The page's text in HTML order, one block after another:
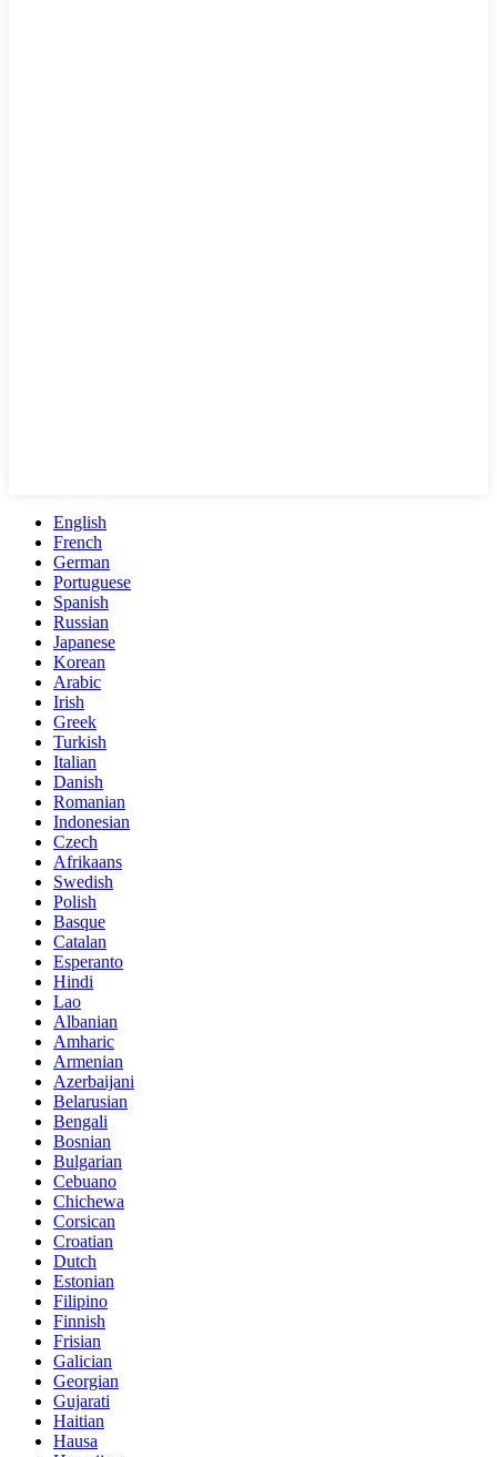
English
French
German
Portuguese
Spanish
Russian
Japanese
Korean
Arabic
Irish
Greek
Turkish
Italian
Danish
Romanian
Indonesian
Czech
Afrikaans
Swedish
Polish
Basque
Catalan
Esperanto
Hindi
Lao
Albanian
Amharic
Armenian
Azerbaijani
Belarusian
Bengali
Bosnian
Bulgarian
Cebuano
Chichewa
Corsican
Croatian
Dutch
Estonian
Filipino
Finnish
Frisian
Galician
Georgian
Gujarati
Haitian
Hausa